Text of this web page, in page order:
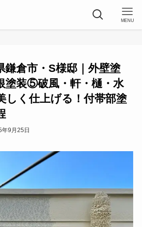
MENU
鎌倉市・S様邸｜外壁塗
塗装⑤破風・軒・樋・水
しく仕上げる！付帯部塗
9月25日